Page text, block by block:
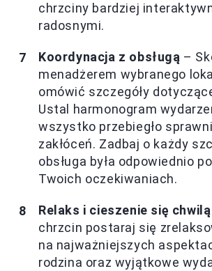
chrzciny bardziej
radosnymi.
Koordynacja z obsługą –
menadżerem wybranego
omówić szczegóły
Ustal harmonogram
wszystko przebiegło
zakłóceń. Zadbaj o każdy
obsługa była odpowiednio
Twoich oczekiwaniach.
Relaks i cieszenie się chwilą
chrzcin postaraj się
na najważniejszych
rodzina oraz wyjątkowe